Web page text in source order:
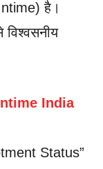
है।
India
Status”